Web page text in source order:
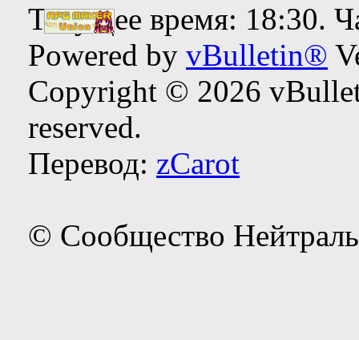
Текущее время: 18:30.
Powered by vBulletin®
Copyright © 2026
reserved.
Перевод: zCarot
© Сообщество